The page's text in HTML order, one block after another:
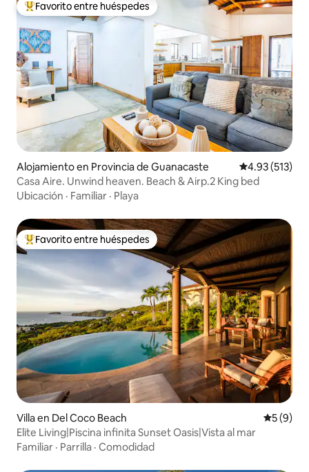
Favorito entre huéspedes preferido
Favorito entre huéspedes
Alojamiento en Provincia de Guanacaste Calificación
4.93 (513)
Casa Aire. Unwind heaven. Beach & Airp.2 King bed
Ubicación · Familiar · Playa
Favorito entre huéspedes preferido
Favorito entre huéspedes
Villa en Del Coco Beach
5 (9)
Elite Living|Piscina infinita Sunset Oasis|Vista al mar
Familiar · Parrilla · Comodidad